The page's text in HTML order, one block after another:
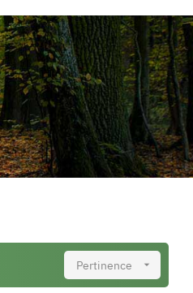
Pertinence 